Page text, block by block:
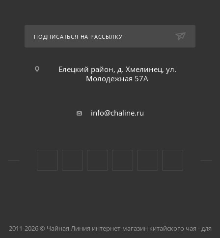
ПОДПИСАТЬСЯ НА РАССЫЛКУ
Елецкий район, д. Хмелинец, ул.
Молодежная 57А
info@chaline.ru
2011-2026 © Чайная Линия интернет-магазин китайского чая - для